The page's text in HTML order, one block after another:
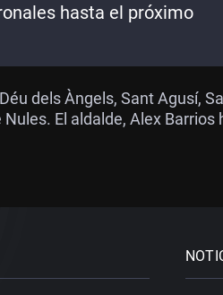
hasta el próximo
dels Àngels, Sant Agusí,
El aldalde, Alex Barrios